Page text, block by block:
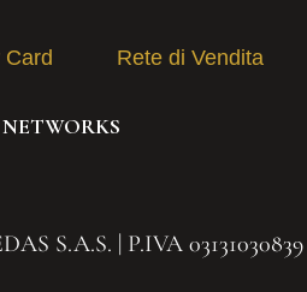
Card Rete di Vendita
S.A.S. | P.IVA 03131030839